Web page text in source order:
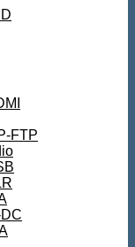
FTP